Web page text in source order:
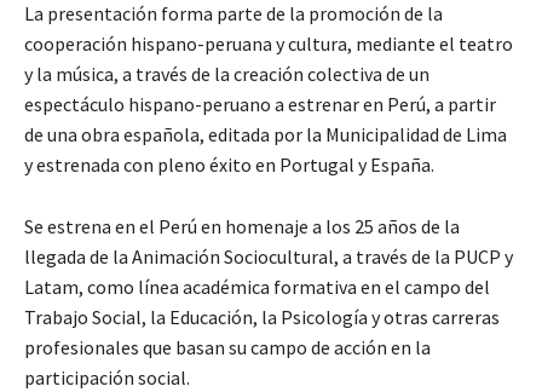
La presentación forma parte de la promoción de la
cooperación hispano-peruana y cultura, mediante el teatro
y la música, a través de la creación colectiva de un
espectáculo hispano-peruano a estrenar en Perú, a partir
de una obra española, editada por la Municipalidad de Lima
y estrenada con pleno éxito en Portugal y España.
Se estrena en el Perú en homenaje a los 25 años de la
llegada de la Animación Sociocultural, a través de la PUCP y
Latam, como línea académica formativa en el campo del
Trabajo Social, la Educación, la Psicología y otras carreras
profesionales que basan su campo de acción en la
participación social.